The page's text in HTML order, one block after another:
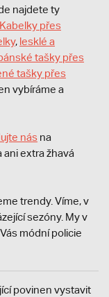
najdete ty
Kabelky přes
, lesklé a
tašky přes
tašky přes
vybíráme a
nás na
ani extra žhavá
trendy. Víme, v
sezóny. My v
módní policie
povinen vystavit